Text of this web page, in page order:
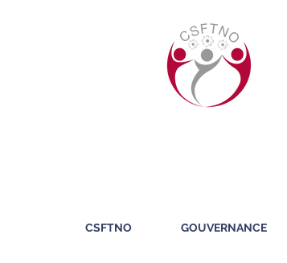
CSFTNO GOUVERNANCE